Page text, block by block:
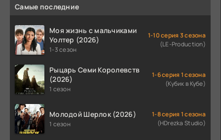
Самые последние
Моя жизнь с мальчиками
Уолтер (2026)
1-3 сезон
1-10 серия 3 сезона
(LE-Production)
Рыцарь Семи Королевств
(2026)
1 сезон
1-6 серия 1 сезона
(Кубик в Кубе)
Молодой Шерлок (2026)
1 сезон
1-8 серия 1 сезона
(HDrezka Studio)